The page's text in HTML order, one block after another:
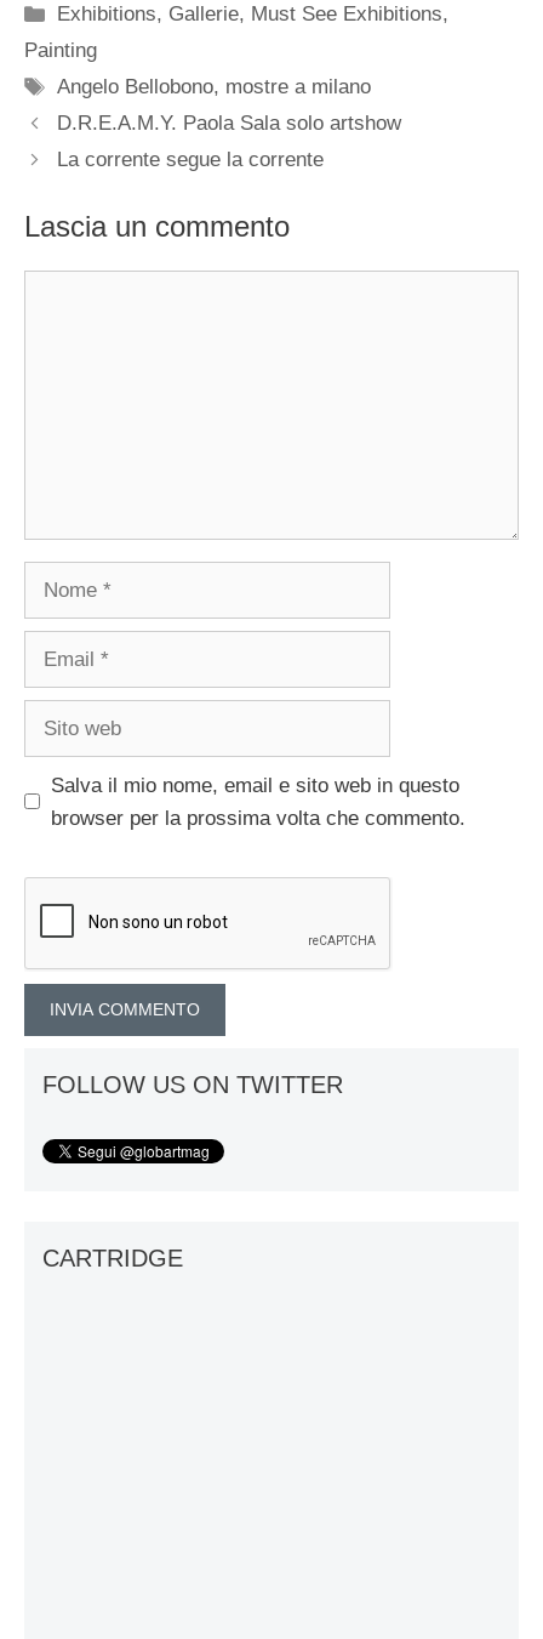
Categorie
Exhibitions, Gallerie, Must See Exhibitions,
Painting
Tag
Angelo Bellobono, mostre a milano
D.R.E.A.M.Y. Paola Sala solo artshow
La corrente segue la corrente
Lascia un commento
Nome
Email
Sito
Salva il mio nome, email e sito web in questo
browser per la prossima volta che commento.
FOLLOW US ON TWITTER
CARTRIDGE